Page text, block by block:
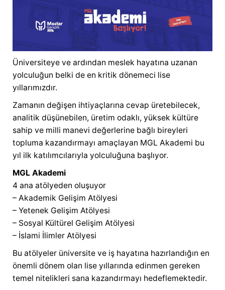
Üniversiteye ve ardından meslek hayatına uzanan
yolculuğun belki de en kritik dönemeci lise
yıllarımızdır.
Zamanın değişen ihtiyaçlarına cevap üretebilecek,
analitik düşünebilen, üretim odaklı, yüksek kültüre
sahip ve milli manevi değerlerine bağlı bireyleri
topluma kazandırmayı amaçlayan MGL Akademi bu
yıl ilk katılımcılarıyla yolculuğuna başlıyor.
MGL Akademi
4 ana atölyeden oluşuyor
– Akademik Gelişim Atölyesi
– Yetenek Gelişim Atölyesi
– Sosyal Kültürel Gelişim Atölyesi
– İslami İlimler Atölyesi
Bu atölyeler üniversite ve iş hayatına hazırlandığın en
önemli dönem olan lise yıllarında edinmen gereken
temel nitelikleri sana kazandırmayı hedeflemektedir.